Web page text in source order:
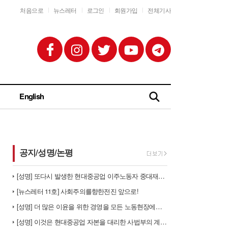
처음으로 뉴스레터 로그인 회원가입 전체기사
English
공지/성명/논평
[성명] 또다시 발생한 현대중공업 이주노동자 중대재해 - 현대중공업과 한…
[뉴스레터 11호] 사회주의를향한전진 앞으로!
[성명] 더 많은 이윤을 위한 경영을 모든 노동현장에서 철폐하라
[성명] 이것은 현대중공업 자본을 대리한 사법부의 계급투쟁이다